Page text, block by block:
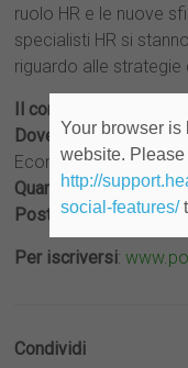
ruolo HR e le nuove
specialisti HR si
riguardo alle strategie
Il corso è gratuito
Dove
: Università di
Economia, Edificio A,
Quando: giovedì 21/
Posti disponibili: 30
Per iscriversi:
Condividi
Your browser is
website.
http://
social-features/